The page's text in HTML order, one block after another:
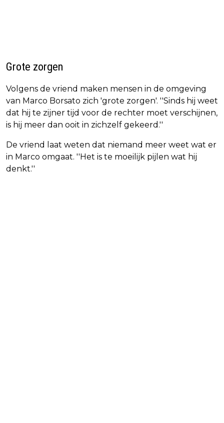
Grote zorgen
Volgens de vriend maken mensen in de omgeving
van Marco Borsato zich 'grote zorgen'. ''Sinds hij weet
dat hij te zijner tijd voor de rechter moet verschijnen,
is hij meer dan ooit in zichzelf gekeerd.''
De vriend laat weten dat niemand meer weet wat er
in Marco omgaat. ''Het is te moeilijk pijlen wat hij
denkt.''